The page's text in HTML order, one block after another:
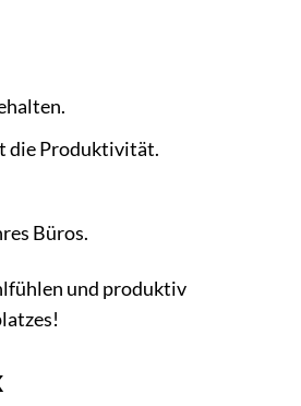
die Produktivität.
Büros.
und produktiv